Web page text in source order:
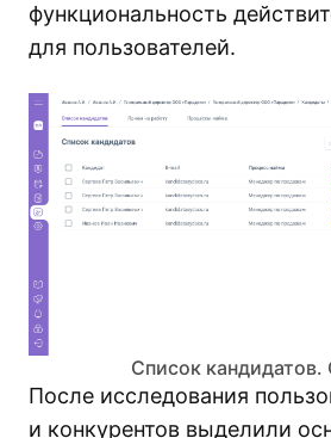
функциональность
для пользователей.
Список кандидатов.
После исследования
и конкурентов выделили